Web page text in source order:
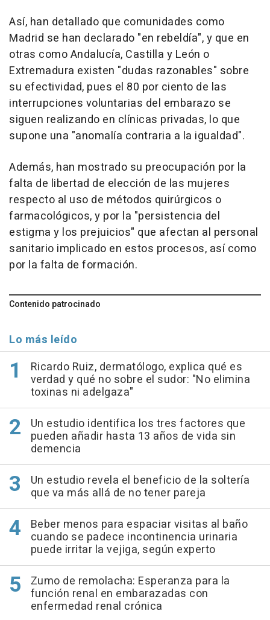
Así, han detallado que comunidades como
Madrid se han declarado "en rebeldía", y que en
otras como Andalucía, Castilla y León o
Extremadura existen "dudas razonables" sobre
su efectividad, pues el 80 por ciento de las
interrupciones voluntarias del embarazo se
siguen realizando en clínicas privadas, lo que
supone una "anomalía contraria a la igualdad".
Además, han mostrado su preocupación por la
falta de libertad de elección de las mujeres
respecto al uso de métodos quirúrgicos o
farmacológicos, y por la "persistencia del
estigma y los prejuicios" que afectan al personal
sanitario implicado en estos procesos, así como
por la falta de formación.
Contenido patrocinado
Lo más leído
Ricardo Ruiz, dermatólogo, explica qué es
verdad y qué no sobre el sudor: "No elimina
toxinas ni adelgaza"
Un estudio identifica los tres factores que
pueden añadir hasta 13 años de vida sin
demencia
Un estudio revela el beneficio de la soltería
que va más allá de no tener pareja
Beber menos para espaciar visitas al baño
cuando se padece incontinencia urinaria
puede irritar la vejiga, según experto
Zumo de remolacha: Esperanza para la
función renal en embarazadas con
enfermedad renal crónica